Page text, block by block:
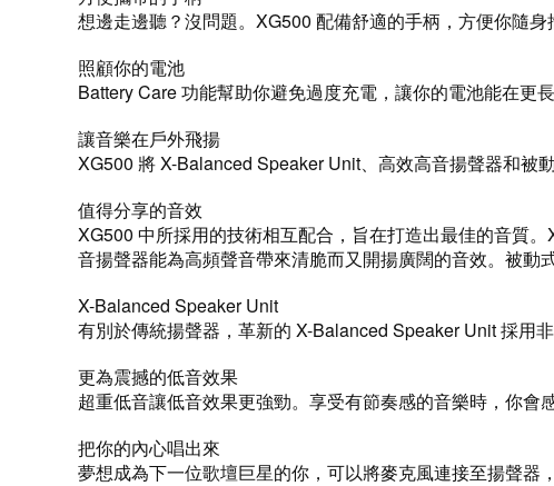
想邊走邊聽？沒問題。XG500 配備舒適的手柄，方便你隨身
照顧你的電池
Battery Care 功能幫助你避免過度充電，讓你的電池能在更
讓音樂在戶外飛揚
XG500 將 X-Balanced Speaker Unit、高效高音揚聲器和被
值得分享的音效
XG500 中所採用的技術相互配合，旨在打造出最佳的音質
音揚聲器能為高頻聲音帶來清脆而又開揚廣闊的音效。被動
X-Balanced Speaker Unit
有別於傳統揚聲器，革新的 X-Balanced Speaker Unit 採用
更為震撼的低音效果
超重低音讓低音效果更強勁。享受有節奏感的音樂時，你會
把你的內心唱出來
夢想成為下一位歌壇巨星的你，可以將麥克風連接至揚聲器